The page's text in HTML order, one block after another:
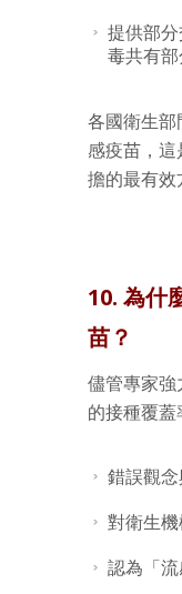
提供部
毒共有部
各國衛生
感疫苗，
擔的最有效
10. 為什
苗？
儘管專家
的接種覆蓋
錯誤觀
對衛生
認為「流